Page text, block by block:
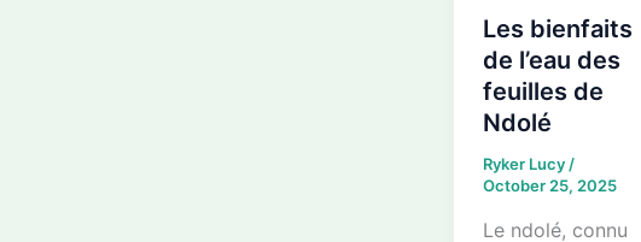
Les bienfaits
de l’eau des
feuilles de
Ndolé
Ryker Lucy /
October 25, 2025
Le ndolé, connu